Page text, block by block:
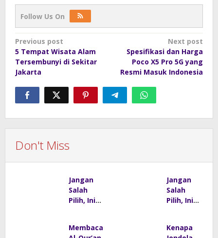
Follow Us On
Post
navigation
Previous post
5 Tempat Wisata Alam
Tersembunyi di Sekitar
Jakarta
Next post
Spesifikasi dan Harga
Poco X5 Pro 5G yang
Resmi Masuk Indonesia
Don't Miss
Jangan
Salah
Pilih, Ini
an Matras
Jangan
Salah
Pilih, Ini
an Matras
Membaca
Kenapa